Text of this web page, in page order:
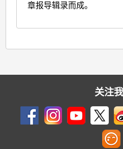
章报导辑录而成。
关注我